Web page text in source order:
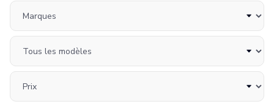
Marques
Tous les modèles
Prix